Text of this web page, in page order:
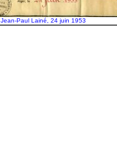
Jean-Paul Lainé, 24 juin 1953